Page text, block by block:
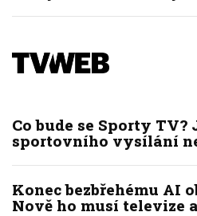
Co bude se Sporty TV?
sportovního vysílání
Konec bezbřehému AI
Nově ho musí televize